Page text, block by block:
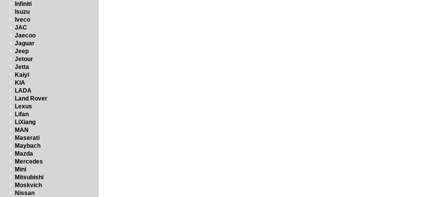
Infiniti
Isuzu
Iveco
JAC
Jaecoo
Jaguar
Jeep
Jetour
Jetta
Kaiyi
KIA
LADA
Land Rover
Lexus
Lifan
LiXiang
MAN
Maserati
Maybach
Mazda
Mercedes
Mini
Mitsubishi
Moskvich
Nissan